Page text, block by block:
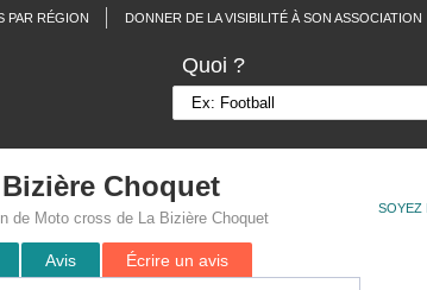
PAR RÉGION DONNER DE LA VISIBILITÉ À SON ASSOCIATION
Quoi ?
SOYEZ
Choquet
de Moto cross de La Bizière Choquet
Avis Écrire un avis